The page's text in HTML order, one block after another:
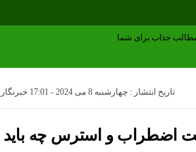
تاریخ انتشار : چهارشنبه 8 می 2024 - 17:01
اضطراب و استرس چه باید